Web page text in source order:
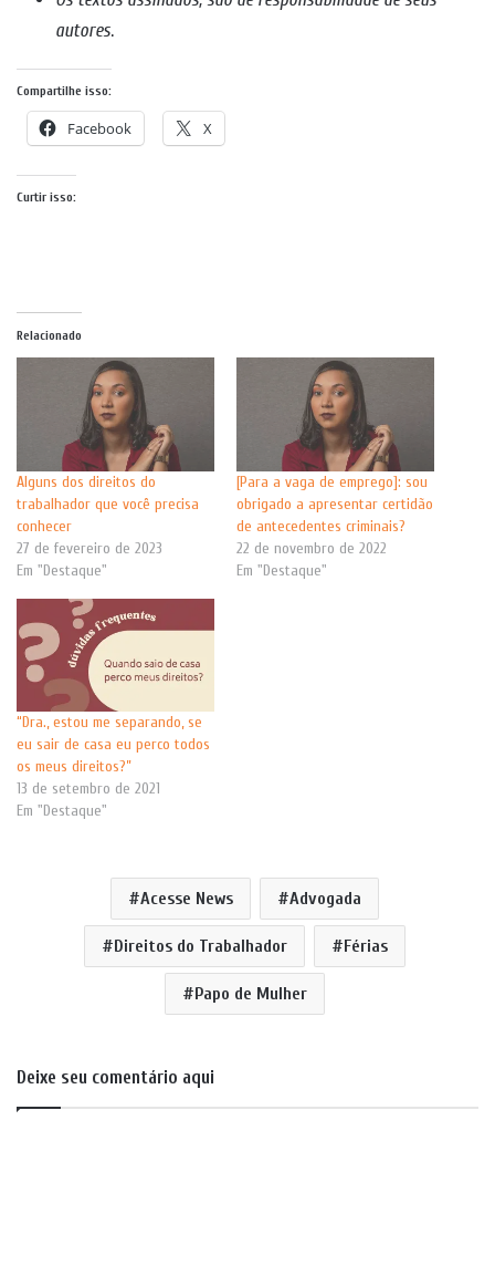
autores.
Compartilhe isso:
Facebook X
Curtir isso:
Relacionado
Alguns dos direitos do
trabalhador que você precisa
conhecer
27 de fevereiro de 2023
Em "Destaque"
[Para a vaga de emprego]: sou
obrigado a apresentar certidão
de antecedentes criminais?
22 de novembro de 2022
Em "Destaque"
“Dra., estou me separando, se
eu sair de casa eu perco todos
os meus direitos?”
13 de setembro de 2021
Em "Destaque"
Acesse News Advogada
Direitos do Trabalhador Férias
Papo de Mulher
Deixe seu comentário aqui